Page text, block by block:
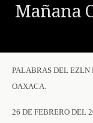
Mañana
PALABRAS DEL EZLN
OAXACA.
26 DE FEBRERO DEL